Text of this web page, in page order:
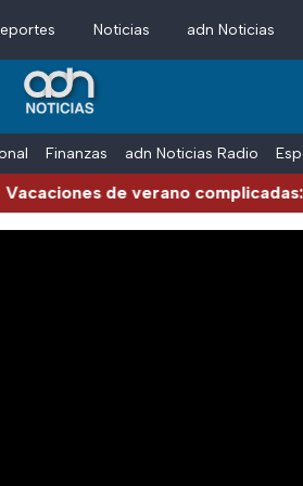
Noticias adn Noticias
Finanzas adn Noticias Radio
de verano complicadas: